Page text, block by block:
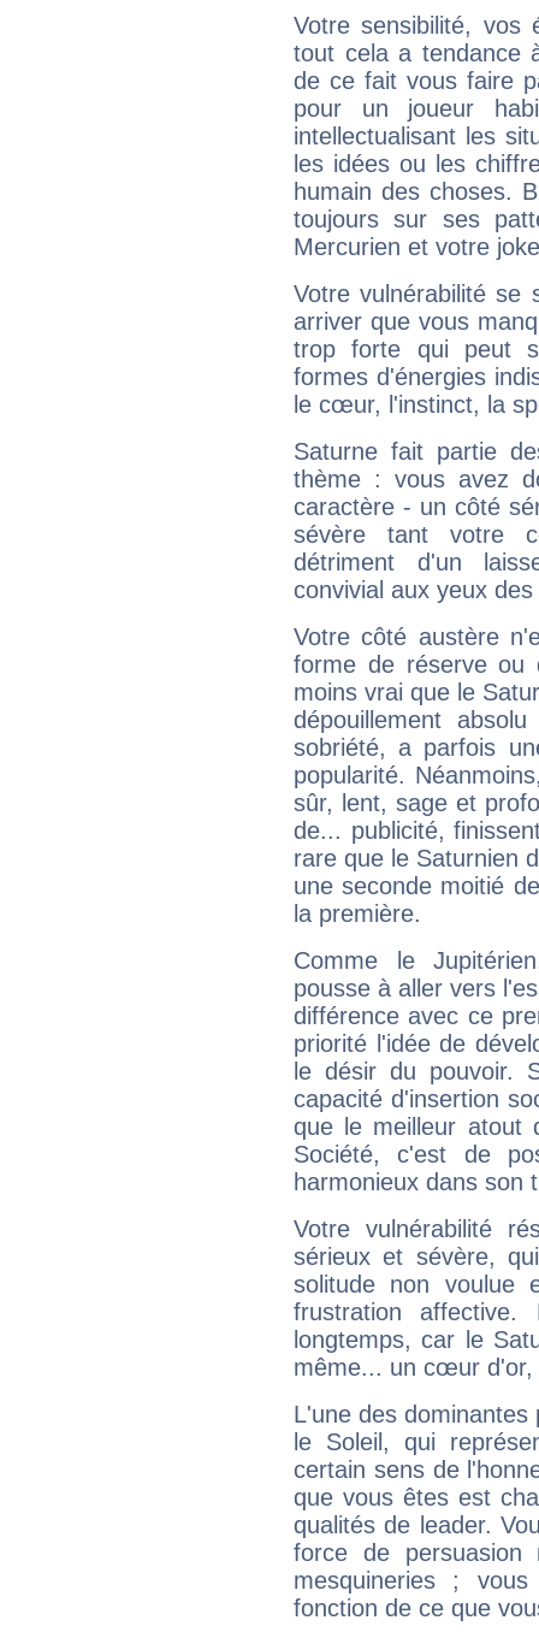
Votre sensibilité,
tout cela a tendance
de ce fait vous faire
pour un joueur
intellectualisant les
les idées ou les
humain des choses.
toujours sur ses
Mercurien et votre
Votre vulnérabilité se
arriver que vous
trop forte qui peut
formes d'énergies
le cœur, l'instinct, la
Saturne fait partie
thème : vous avez
caractère - un côté
sévère tant votre
détriment d'un
convivial aux yeux
Votre côté austère
forme de réserve
moins vrai que le
dépouillement
sobriété, a parfois
popularité.
sûr, lent, sage et
de... publicité,
rare que le Saturnien
une seconde moitié
la première.
Comme le
pousse à aller vers
différence avec ce
priorité l'idée de
le désir du pouvoir.
capacité d'insertion
que le meilleur atout
Société, c'est de
harmonieux dans son
Votre vulnérabilité
sérieux et sévère,
solitude non voulue
frustration
longtemps, car le
même... un cœur d'or,
L'une des
le Soleil, qui
certain sens de
que vous êtes est
qualités de leader.
force de
mesquineries ;
fonction de ce que